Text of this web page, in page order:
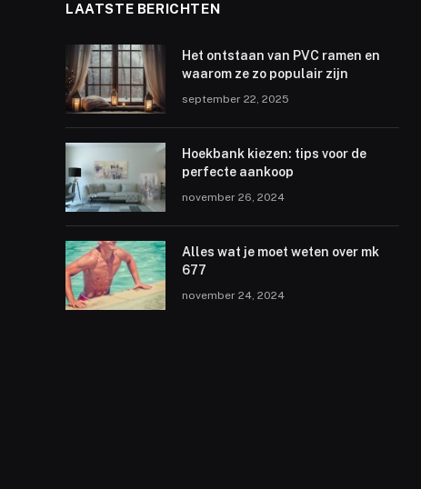
LAATSTE BERICHTEN
Het ontstaan van PVC ramen en
waarom ze zo populair zijn
september 22, 2025
Hoekbank kiezen: tips voor de
perfecte aankoop
november 26, 2024
Alles wat je moet weten over mk
677
november 24, 2024